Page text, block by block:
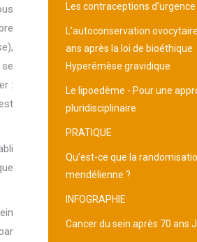
:
Les contraceptions d’urgence
L’autoconservation
ans après la loi de bioéthique
Hyperémèse gravidique
Le lipoedème - Pour une
pluridisciplinaire
PRATIQUE
Qu’est-ce que la
mendélienne ?
INFOGRAPHIE
Cancer du sein après 70 ans